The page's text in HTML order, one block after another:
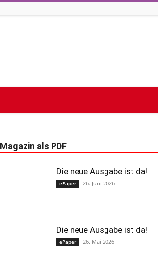
Magazin als PDF
Die neue Ausgabe ist da!
ePaper 26. Juni 2026
Die neue Ausgabe ist da!
ePaper 26. Mai 2026